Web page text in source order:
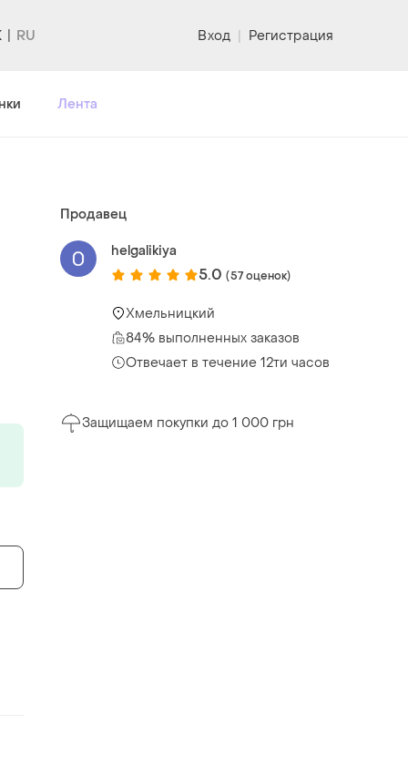
Вход | Регистрация
Лента
Продавец
helgalikiya
5.0 (57 оценок)
Хмельницкий
84% выполненных заказов
Отвечает в течение 12ти часов
Защищаем покупки до 1 000 грн